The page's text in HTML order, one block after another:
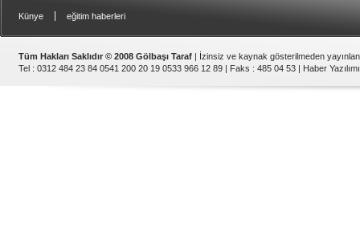
Künye eğitim haberleri
Tüm Hakları Saklıdır © 2008 Gölbaşı Taraf | İzinsiz ve kaynak gösterilmeden
Tel : 0312 484 23 84 0541 200 20 19 0533 966 12 89 | Faks : 485 04 53 | Haber Yazılımı